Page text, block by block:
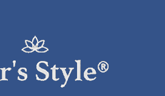
pueden
elegir
la